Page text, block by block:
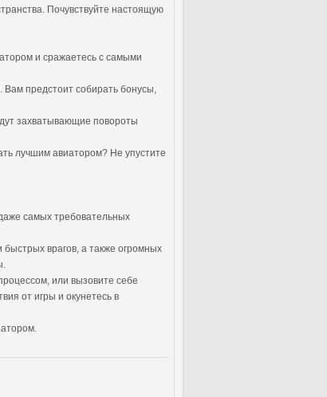
Почувствуйте настоящую
и сражаетесь с самыми
предстоит собирать бонусы,
захватывающие повороты
лучшим авиатором? Не упустите
самых требовательных
врагов, а также огромных
или вызовите себе
от игры и окунетесь в